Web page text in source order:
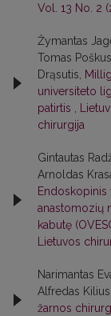
Vol. 13 No. 2
Žymantas
Tomas
Drąsutis,
universiteto
patirtis
chirurgija
Gintautas
Arnoldas
anastomozių
kabutę
Lietuvos
Narimantas
Alfredas
žarnos